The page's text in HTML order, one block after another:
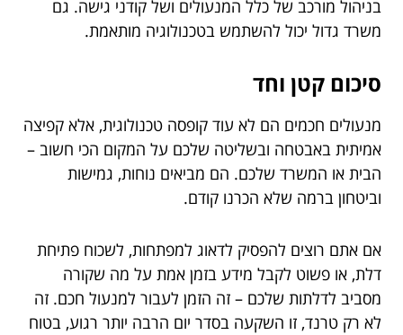
בניהול מורכב של כלל המנעולים ושל קודני גישה. גם
משרד גדול יכול להשתמש בטכנולוגיה מותאמת.
סיכום קטן וחד
מנעולים חכמים הם לא עוד קופסה טכנולוגית, אלא קפיצה
אמיתית באבטחה ובשליטה שלכם על המקום הכי חשוב –
הבית או המשרד שלכם. הם מביאים נוחות, גמישות
וביטחון ברמה שלא הכרנו קודם.
אם אתם רוצים להפסיק לדאוג למפתחות, לשכוח פתיחת
דלת, או פשוט לקבל מידע בזמן אמת על מה שקורה
מסביב לדלתות שלכם – זה הזמן לעבור למנעול חכם. זה
לא רק טרנד, זו השקעה בסדר יום הרבה יותר רגוע, בטוח